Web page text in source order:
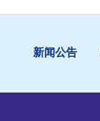
新闻公告